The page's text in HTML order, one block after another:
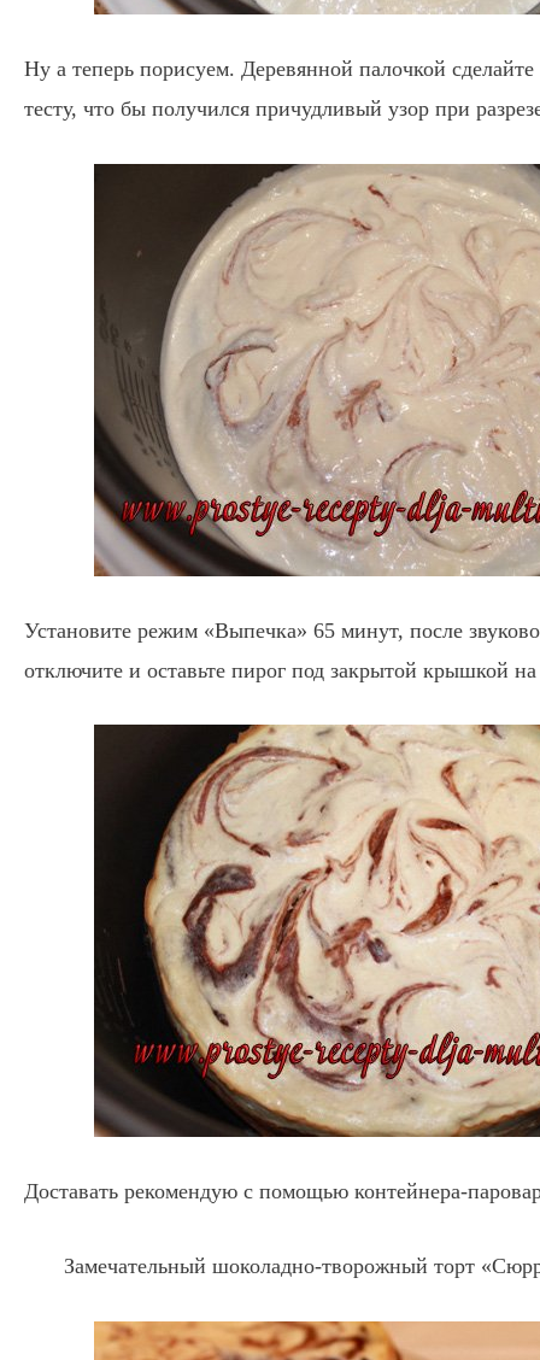
Ну а теперь порисуем. Деревянной палочкой сделайте
тесту, что бы получился причудливый узор при
Установите режим «Выпечка» 65 минут, после
отключите и оставьте пирог под закрытой крышкой
Доставать рекомендую с помощью контейнера-
Замечательный шоколадно-творожный торт